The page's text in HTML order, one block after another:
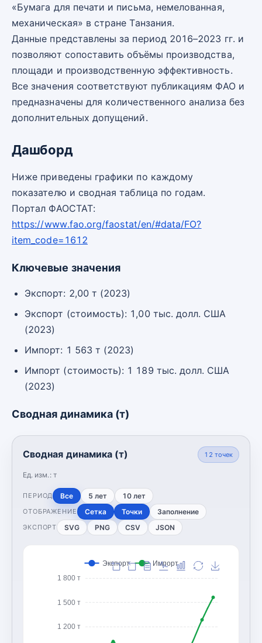
«Бумага для печати и письма, немелованная,
механическая» в стране Танзания.
Данные представлены за период 2016–2023 гг. и
позволяют сопоставить объёмы производства,
площади и производственную эффективность.
Все значения соответствуют публикациям ФАО и
предназначены для количественного анализа без
дополнительных допущений.
Дашборд
Ниже приведены графики по каждому
показателю и сводная таблица по годам.
Портал ФАОСТАТ:
https://www.fao.org/faostat/en/#data/FO?
item_code=1612
Ключевые значения
Экспорт: 2,00 т (2023)
Экспорт (стоимость): 1,00 тыс. долл. США
(2023)
Импорт: 1 563 т (2023)
Импорт (стоимость): 1 189 тыс. долл. США
(2023)
Сводная динамика (т)
Сводная динамика (т)
Ед. изм.: т
12 точек
ПЕРИОД Все 5 лет 10 лет
ОТОБРАЖЕНИЕ Сетка Точки Заполнение
ЭКСПОРТ SVG PNG CSV JSON
1 200 т
1 500 т
1 800 т
Экспорт Импорт